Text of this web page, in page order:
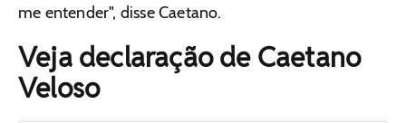
me entender", disse Caetano.
Veja declaração de Caetano
Veloso